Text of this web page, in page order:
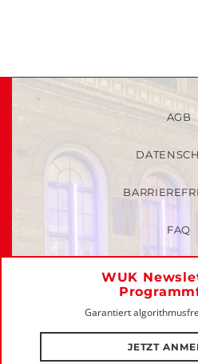
WUK
Garantiert
JETZT
AGB
FAQ